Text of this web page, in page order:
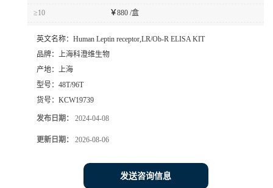
≥10 ￥880 /盒
英文名称： Human Leptin receptor,LR/Ob-R ELISA KIT
品牌：
上海科澄维生物
产地：
上海
型号： 48T/96T
货号： KCW19739
发布日期： 2024-04-08
更新日期： 2026-08-06
发送咨询信息